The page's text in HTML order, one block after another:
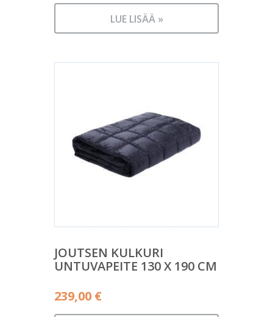
LUE LISÄÄ »
JOUTSEN KULKURI
UNTUVAPEITE 130 X 190 CM
239,00 €